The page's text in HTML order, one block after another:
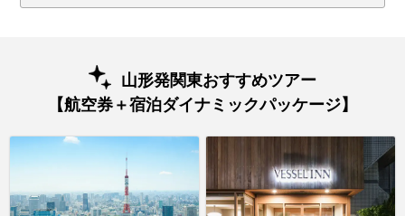
山形発関東おすすめツアー
【航空券＋宿泊ダイナミックパッケージ】